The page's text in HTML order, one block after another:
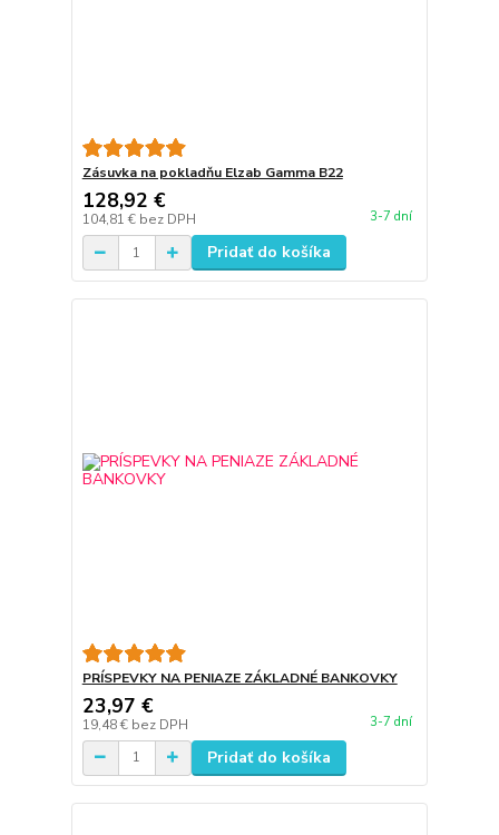
Zásuvka na pokladňu Elzab Gamma B22
128,92 €
104,81 € bez DPH 3-7 dní
Pridať do košíka
PRÍSPEVKY NA PENIAZE ZÁKLADNÉ BANKOVKY
23,97 €
19,48 € bez DPH 3-7 dní
Pridať do košíka